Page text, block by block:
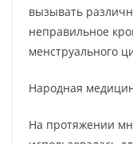
вызывать
неправильное
менструального
Народная
На протяжении